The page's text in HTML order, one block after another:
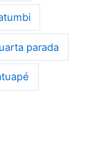
parada